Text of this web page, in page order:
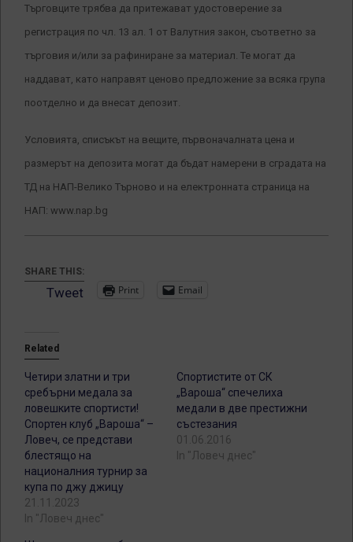
Търговците трябва да притежават удостоверение за
регистрация по чл. 13 ал. 1 от Валутния закон, съответно за
търговия и/или за рафиниране за материал. Те могат да
наддават, като направят ценово предложение за всяка група
поотделно и да внесат депозит.
Условията, списъкът на вещите, първоначалната цена и
размерът на депозита могат да бъдат намерени в сградата на
ТД на НАП-Велико Търново и на електронната страница на
НАП: www.nap.bg
SHARE THIS:
Tweet Print Email
Related
Четири златни и три
сребърни медала за
ловешките спортисти!
Спортен клуб „Вароша“ –
Ловеч, се представи
блестящо на
националния турнир за
купа по джу джицу
21.11.2023
In "Ловеч днес"
Спортистите от СК
„Вароша“ спечелиха
медали в две престижни
състезания
01.06.2016
In "Ловеч днес"